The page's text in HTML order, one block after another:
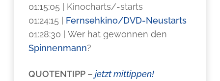
01:15:05 | Kinocharts/-starts
01:24:15 | Fernsehkino/DVD-Neustarts
01:28:30 | Wer hat gewonnen den
Spinnenmann?
QUOTENTIPP –jetzt mittippen!